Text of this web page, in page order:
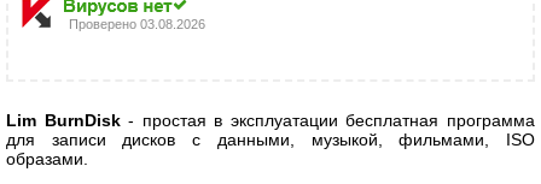
Проверено 03.08.2026
Lim BurnDisk- простая в эксплуатации бесплатная программа
для записи дисков с данными, музыкой, фильмами, ISO
образами.